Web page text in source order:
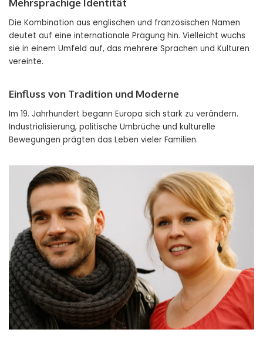
Mehrsprachige Identität
Die Kombination aus englischen und französischen Namen
deutet auf eine internationale Prägung hin. Vielleicht wuchs
sie in einem Umfeld auf, das mehrere Sprachen und Kulturen
vereinte.
Einfluss von Tradition und Moderne
Im 19. Jahrhundert begann Europa sich stark zu verändern.
Industrialisierung, politische Umbrüche und kulturelle
Bewegungen prägten das Leben vieler Familien.